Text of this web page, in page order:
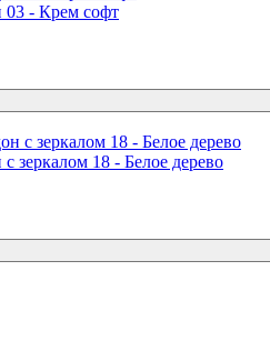
03 - Крем софт
зеркалом 18 - Белое дерево